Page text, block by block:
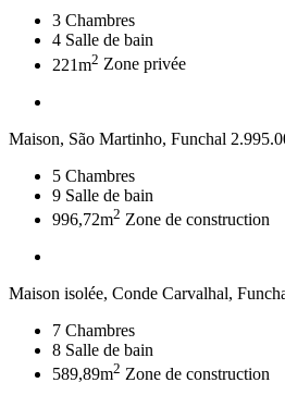
3 Chambres
4 Salle de bain
221m2 Zone privée
Maison, São Martinho, Funchal
5 Chambres
9 Salle de bain
996,72m2 Zone de construction
Maison isolée, Conde Carvalhal,
7 Chambres
8 Salle de bain
589,89m2 Zone de construction